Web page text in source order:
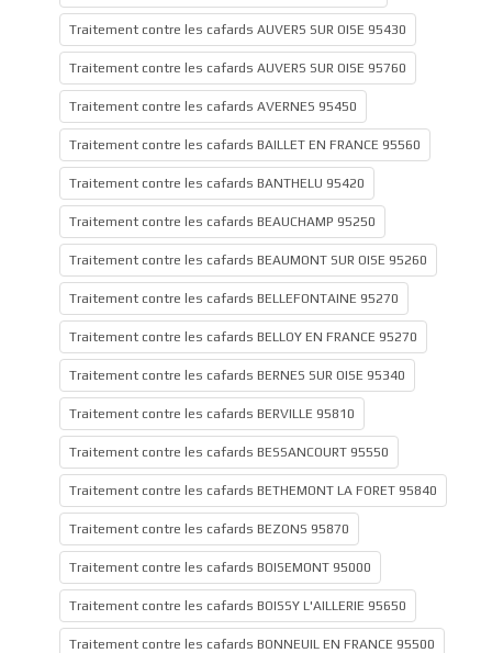
Traitement contre les cafards AUVERS SUR OISE 95430
Traitement contre les cafards AUVERS SUR OISE 95760
Traitement contre les cafards AVERNES 95450
Traitement contre les cafards BAILLET EN FRANCE 95560
Traitement contre les cafards BANTHELU 95420
Traitement contre les cafards BEAUCHAMP 95250
Traitement contre les cafards BEAUMONT SUR OISE 95260
Traitement contre les cafards BELLEFONTAINE 95270
Traitement contre les cafards BELLOY EN FRANCE 95270
Traitement contre les cafards BERNES SUR OISE 95340
Traitement contre les cafards BERVILLE 95810
Traitement contre les cafards BESSANCOURT 95550
Traitement contre les cafards BETHEMONT LA FORET 95840
Traitement contre les cafards BEZONS 95870
Traitement contre les cafards BOISEMONT 95000
Traitement contre les cafards BOISSY L'AILLERIE 95650
Traitement contre les cafards BONNEUIL EN FRANCE 95500